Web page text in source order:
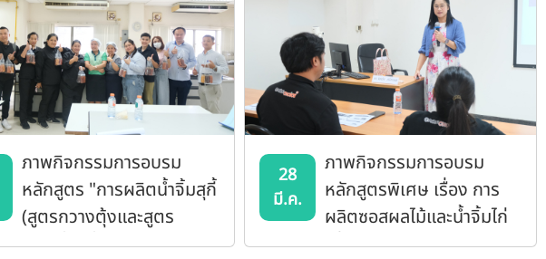
ภาพกิจกรรมการอบรม
หลักสูตร "การผลิตน้ำจิ้มสุกี้
(สูตรกวางตุ้งและสูตร
เต้าหู้ยี้) , น้ำจิ้มลูกชิ้น (สูตร
28
มี.ค.
ภาพกิจกรรมการอบรม
หลักสูตรพิเศษ เรื่อง การ
ผลิตซอสผลไม้และน้ำจิ้มไก่
เพื่อยืดอายุการเก็บ